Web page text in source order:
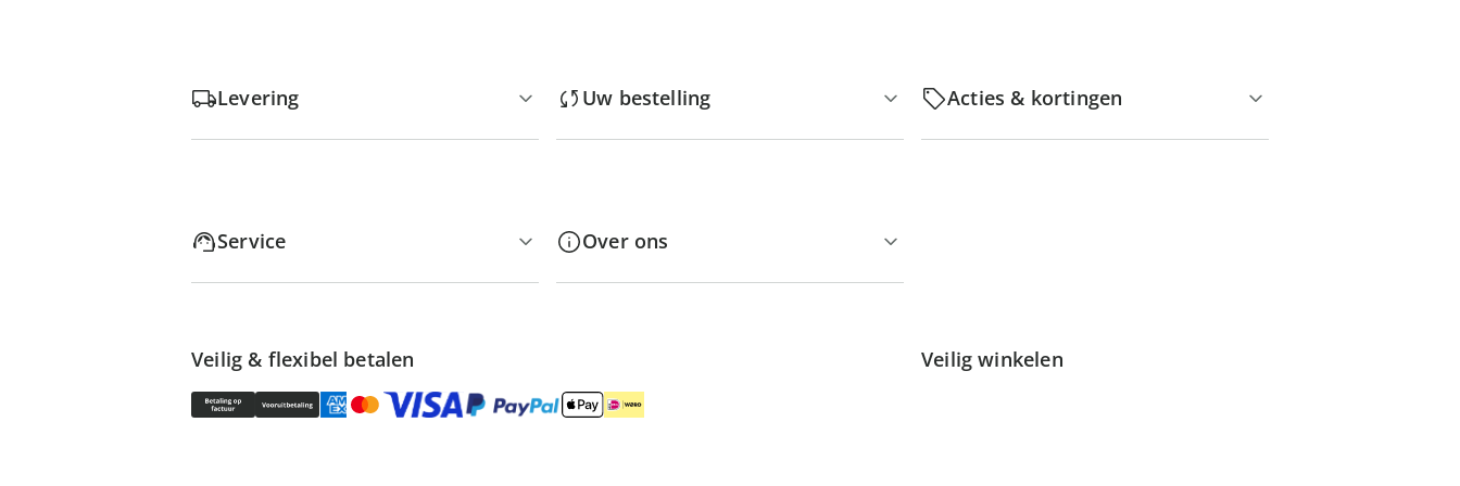
Levering Uw bestelling Acties & kortingen
Service Over ons
Veilig & flexibel betalen Veilig winkelen